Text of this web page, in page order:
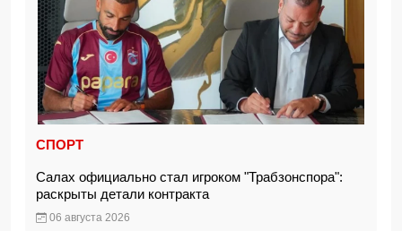
СПОРТ
Салах официально стал игроком "Трабзонспора":
раскрыты детали контракта
06 августа 2026